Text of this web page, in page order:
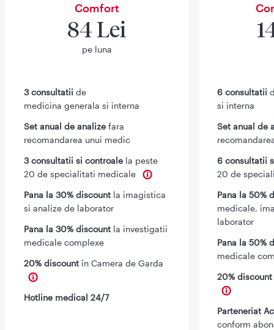
Comfort
84 Lei
pe luna
3 consultatii de
medicina generala si interna
Set anual de analize fara
recomandarea unui medic
3 consultatii si controale la peste
20 de specialitati medicale
Pana la 30% discount la imagistica
si analize de laborator
Pana la 30% discount la investigatii
medicale complexe
20% discount în Camera de Garda
Hotline medical 24/7
6 consultatii
si interna
Set anual de
6 consultatii
20 de
Pana la 50%
medicale,
laborator
Pana la 50%
medicale
20%
Parteneriat
conform